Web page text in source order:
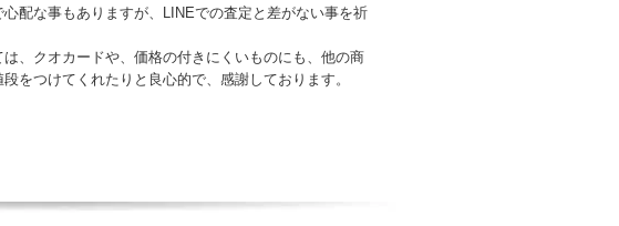
心配な事もありますが、LINEでの査定と差がない事を祈
は、クオカードや、価格の付きにくいものにも、他の商
をつけてくれたりと良心的で、感謝しております。